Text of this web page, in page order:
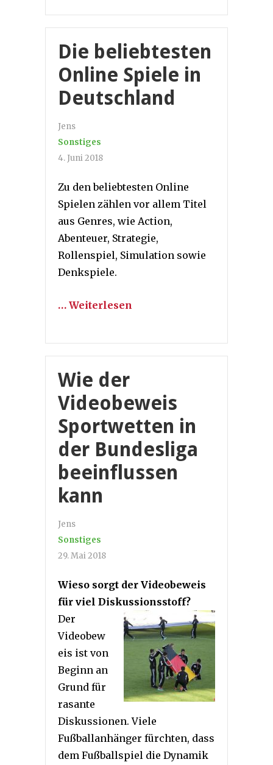
Die beliebtesten
Online Spiele in
Deutschland
Jens
Sonstiges
4. Juni 2018
Zu den beliebtesten Online
Spielen zählen vor allem Titel
aus Genres, wie Action,
Abenteuer, Strategie,
Rollenspiel, Simulation sowie
Denkspiele.
… Weiterlesen
Wie der
Videobeweis
Sportwetten in
der Bundesliga
beeinflussen
kann
Jens
Sonstiges
29. Mai 2018
Wieso sorgt der Videobeweis
für viel Diskussionsstoff?
Der
Videobew
eis ist von
Beginn an
Grund für
rasante
Diskussionen. Viele
Fußballanhänger fürchten, dass
dem Fußballspiel die Dynamik